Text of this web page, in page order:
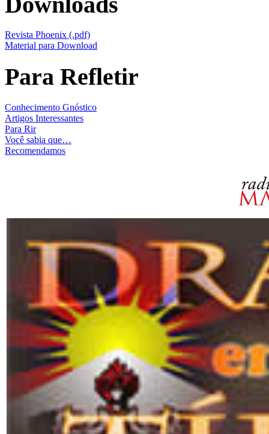
Revista Phoenix (.pdf)
Material para Download
Para Refletir
Conhecimento Gnóstico
Artigos Interessantes
Para Rir
Você sabia que…
Recomendamos